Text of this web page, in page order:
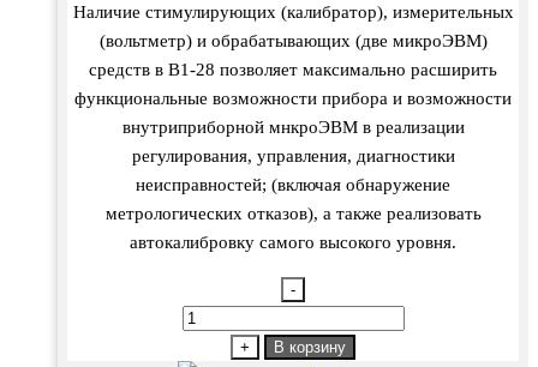
Наличие стимулирующих (калибратор), измерительных
(вольтметр) и обрабатывающих (две микроЭВМ)
средств в В1-28 позволяет максимально расширить
функциональные возможности прибора и возможности
внутриприборной мнкроЭВМ в реализации
регулирования, управления, диагностики
неисправностей; (включая обнаружение
метрологических отказов), а также реализовать
автокалибровку самого высокого уровня.
-
Количество
+ В корзину